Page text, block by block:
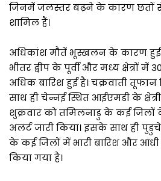
जिनमें जलस्तर बढ़ने के कारण छतों से
शामिल हैं।
अधिकांश मौतें भूस्खलन के कारण
भीतर द्वीप के पूर्वी और मध्य क्षेत्रों में
अधिक बारिश हुई है। चक्रवाती
साथ ही चेन्नई स्थित आईएमडी के
शुक्रवार को तमिलनाडु के कई
अलर्ट जारी किया। इसके साथ ही
के कई जिलों में भारी बारिश और
किया गया है।